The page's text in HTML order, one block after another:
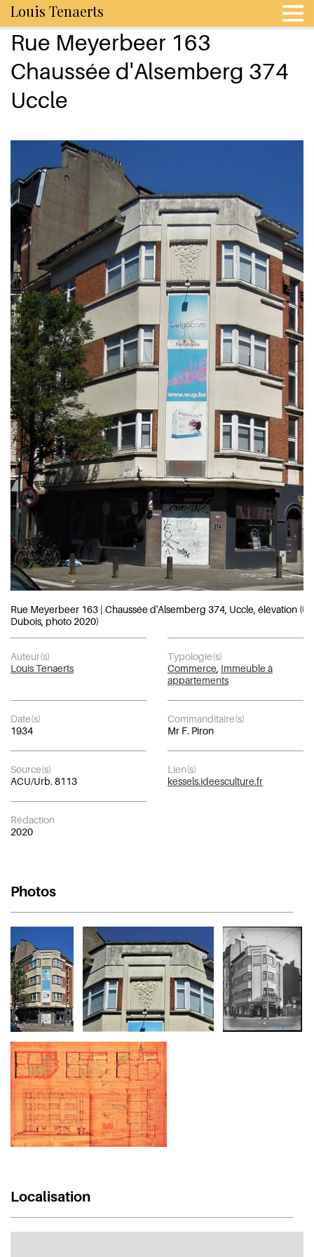
Louis Tenaerts
Rue Meyerbeer 163
Chaussée d'Alsemberg 374
Uccle
Rue Meyerbeer 163 | Chaussée d'Alsemberg 374, Uccle, élévation (©
Dubois, photo 2020)
Auteur(s)
Louis Tenaerts
Typologie(s)
Commerce Immeuble à
appartements
Date(s)
1934
Commanditaire(s)
Mr F. Piron
Source(s)
ACU/Urb. 8113
Lien(s)
kessels.ideesculture.fr
Rédaction
2020
Photos
Localisation